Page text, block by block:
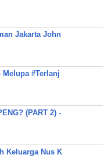
Jakarta John
#Terlanj
(PART 2) -
Keluarga Nus K